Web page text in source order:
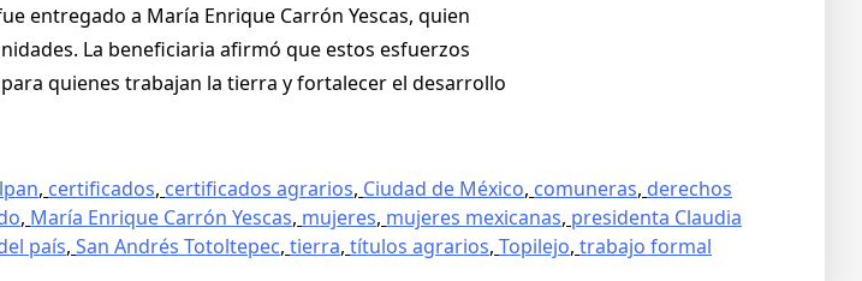
entregado a María Enrique Carrón Yescas, quien
La beneficiaria afirmó que estos esfuerzos
quienes trabajan la tierra y fortalecer el desarrollo
, certificados, certificados agrarios, Ciudad de México, comuneras, derechos
, María Enrique Carrón Yescas, mujeres, mujeres mexicanas, presidenta Claudia
país, San Andrés Totoltepec, tierra, títulos agrarios, Topilejo, trabajo formal